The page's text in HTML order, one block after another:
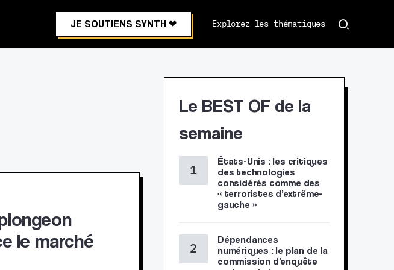
JE SOUTIENS SYNTH ❤︎ Explorez les thématiques
le marché
Le BEST OF de la
semaine
États-Unis : les critiques
des technologies
considérés comme des
« terroristes d’extrême-
gauche »
Dépendances
numériques : le plan de la
commission d’enquête